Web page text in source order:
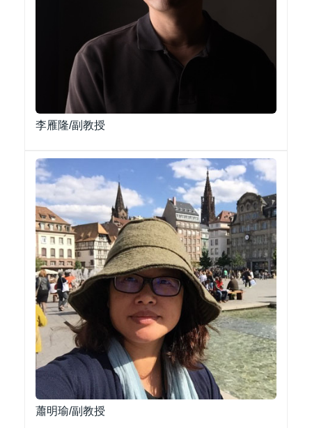
李雁隆/副教授
蕭明瑜/副教授